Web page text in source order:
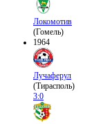
Локомотив
(Гомель)
1964
Лучаферул
(Тирасполь)
3:0